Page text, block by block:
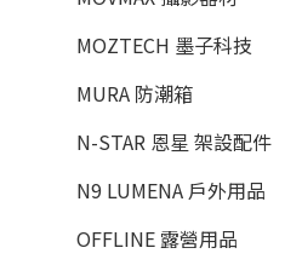
MOZTECH 墨子科技
MURA 防潮箱
N-STAR 恩星 架設配件
N9 LUMENA 戶外用品
OFFLINE 露營用品